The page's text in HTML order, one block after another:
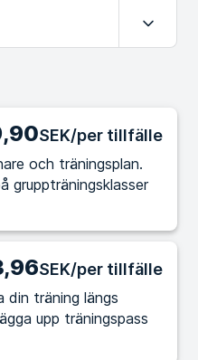
Expandera
SEK/per tillfälle
och träningsplan.
gruppträningsklasser
SEK/per tillfälle
din träning längs